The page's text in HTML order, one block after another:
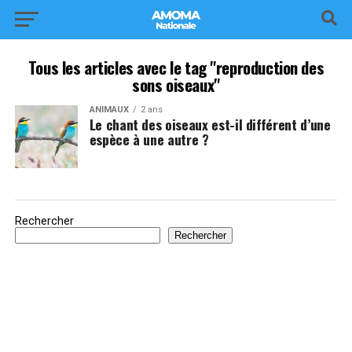
Tous les articles avec le tag "reproduction des
sons oiseaux"
ANIMAUX 2 ans
Le chant des oiseaux est-il différent d’une
espèce à une autre ?
Rechercher
Rechercher